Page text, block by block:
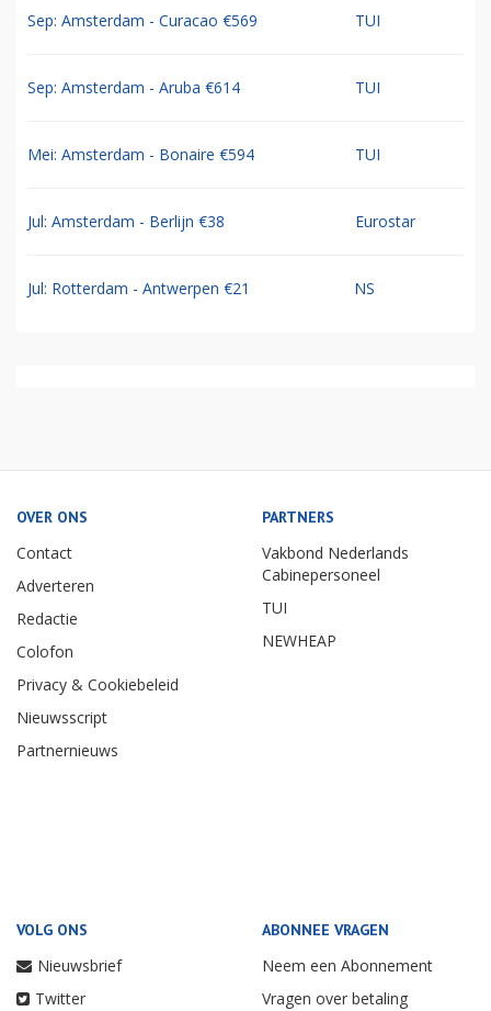
Sep: Amsterdam - Curacao €569 TUI
Sep: Amsterdam - Aruba €614 TUI
Mei: Amsterdam - Bonaire €594 TUI
Jul: Amsterdam - Berlijn €38 Eurostar
Jul: Rotterdam - Antwerpen €21 NS
OVER ONS
Contact
Adverteren
Redactie
Colofon
Privacy & Cookiebeleid
Nieuwsscript
Partnernieuws
PARTNERS
Vakbond Nederlands
Cabinepersoneel
TUI
NEWHEAP
VOLG ONS
Nieuwsbrief
Twitter
ABONNEE VRAGEN
Neem een Abonnement
Vragen over betaling